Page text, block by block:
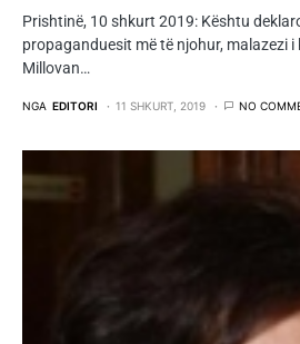
Prishtinë, 10 shkurt 2019: Kështu
propaganduesit më të njohur, malazezi i
Millovan…
NGA EDITORI 11 SHKURT, 2019 NO